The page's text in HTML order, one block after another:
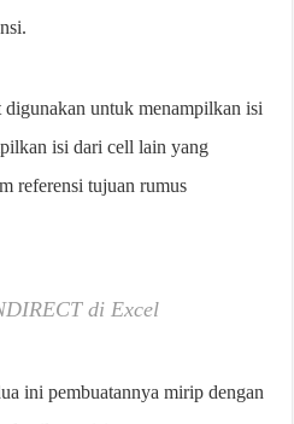
untuk menampilkan isi
isi dari cell lain yang
referensi tujuan rumus
di Excel
ini pembuatannya mirip dengan